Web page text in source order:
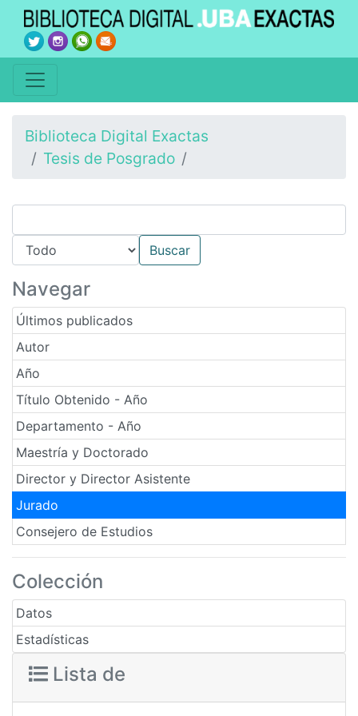
Biblioteca Digital Exactas
Tesis de Posgrado
Navegar
Últimos publicados
Autor
Año
Título Obtenido - Año
Departamento - Año
Maestría y Doctorado
Director y Director Asistente
Jurado
Consejero de Estudios
Colección
Datos
Estadísticas
Lista de